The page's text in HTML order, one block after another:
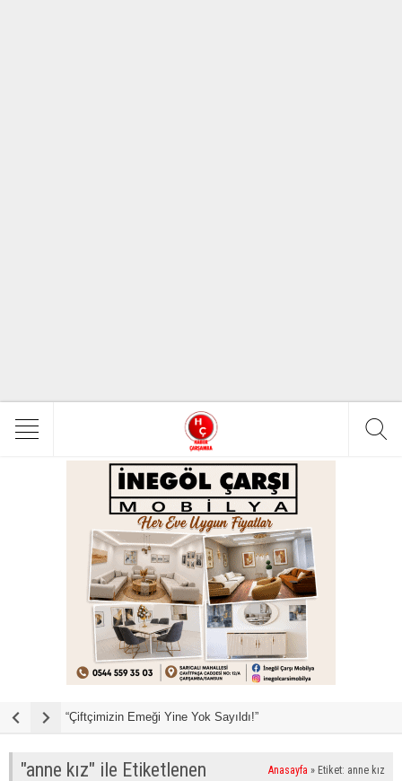
“Çiftçimizin Emeği Yine Yok Sayıldı!”
Anasayfa » Etiket: anne kız
"anne kız" ile Etiketlenen